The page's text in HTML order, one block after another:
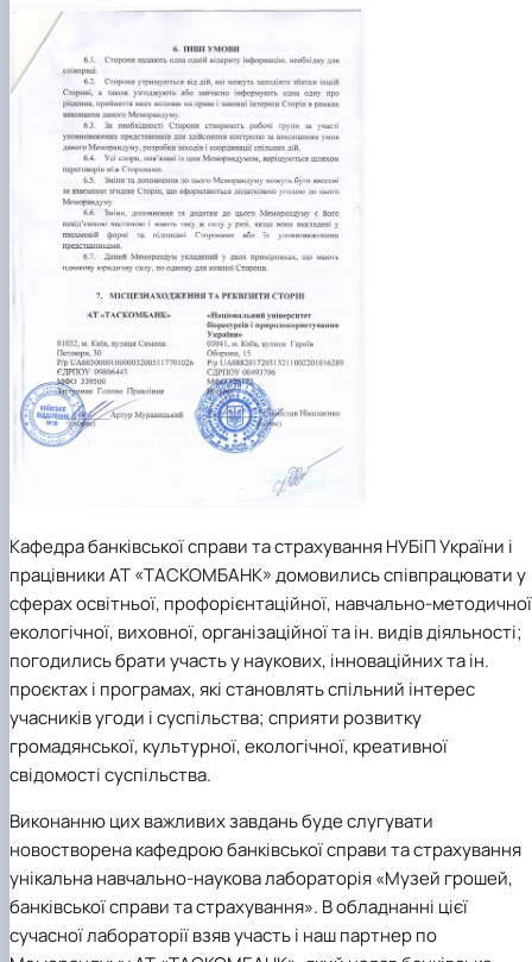
Кафедра банківської справи та страхування НУБіП України і
працівники АТ «ТАСКОМБАНК» домовились співпрацювати у
сферах освітньої, профорієнтаційної, навчально-
екологічної, виховної, організаційної та ін. видів діяльності;
погодились брати участь у наукових, інноваційних та ін.
проєктах і програмах, які становлять спільний інтерес
учасників угоди і суспільства; сприяти розвитку
громадянської, культурної, екологічної, креативної
свідомості суспільства.
Виконанню цих важливих завдань буде слугувати
новостворена кафедрою банківської справи та страхування
унікальна навчально-наукова лабораторія «Музей грошей,
банківської справи та страхування». В обладнанні цієї
сучасної лабораторії взяв участь і наш партнер по